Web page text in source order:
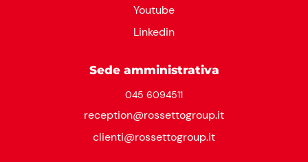
Youtube
Linkedin
Sede amministrativa
045 6094511
reception@rossettogroup.it
clienti@rossettogroup.it